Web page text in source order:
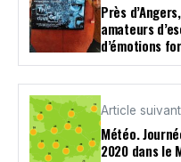
Près
amateurs
d’émotions
Article suivant
Météo.
2020 dans le